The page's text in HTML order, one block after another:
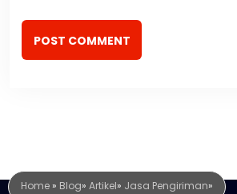
POST COMMENT
Home» Blog» Artikel» Jasa Pengiriman»